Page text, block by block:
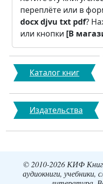
переплёте или в
docxdjvu txt pdf?
или кнопки [В
Каталог книг
Издательства
© 2010-2026 КИФ
аудиокниги, учебники,